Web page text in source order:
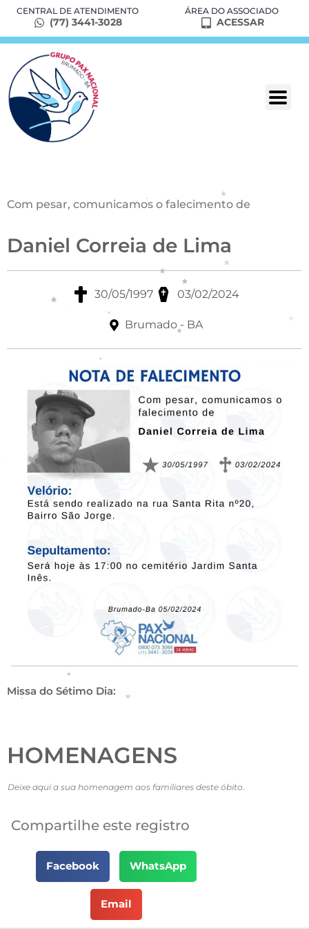
CENTRAL DE ATENDIMENTO
(77) 3441-3028
ÁREA DO ASSOCIADO
ACESSAR
Com pesar, comunicamos o falecimento de
Daniel Correia de Lima
30/05/1997 03/02/2024
Brumado - BA
Missa do Sétimo Dia:
HOMENAGENS
Deixe aqui a sua homenagem aos familiares deste óbito.
Compartilhe este registro
Facebook WhatsApp
Email